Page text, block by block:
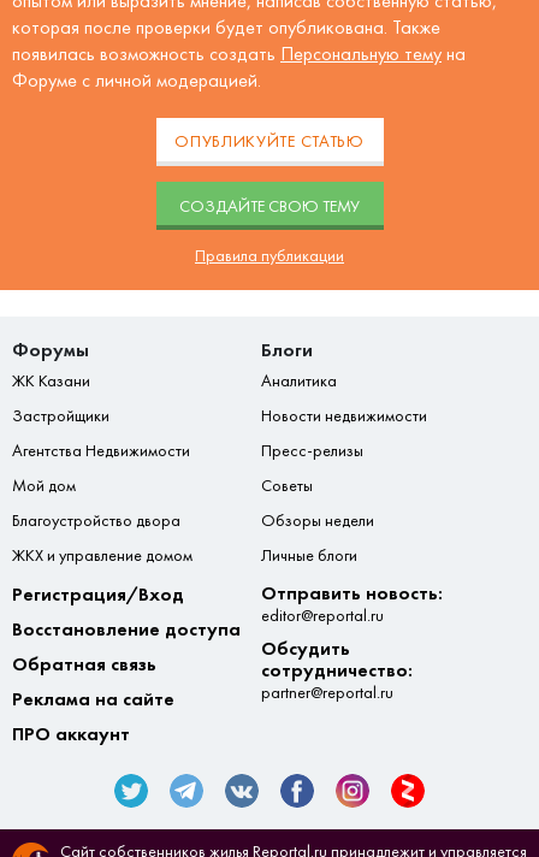
которая после проверки будет опубликована. Также
появилась возможность создать Персональную тему на
Форуме с личной модерацией.
ОПУБЛИКУЙТЕ СТАТЬЮ
CОЗДАЙТЕ СВОЮ ТЕМУ
Правила публикации
Форумы
ЖК Казани
Застройщики
Агентства Недвижимости
Мой дом
Благоустройство двора
ЖКХ и управление домом
Блоги
Аналитика
Новости недвижимости
Пресс-релизы
Советы
Обзоры недели
Личные блоги
Регистрация/Вход
Восстановление доступа
Обратная связь
Реклама на сайте
ПРО аккаунт
Отправить новость:
editor@reportal.ru
Обсудить
сотрудничество:
partner@reportal.ru
Сайт собственников жилья Reportal.ru принадлежит и управляется